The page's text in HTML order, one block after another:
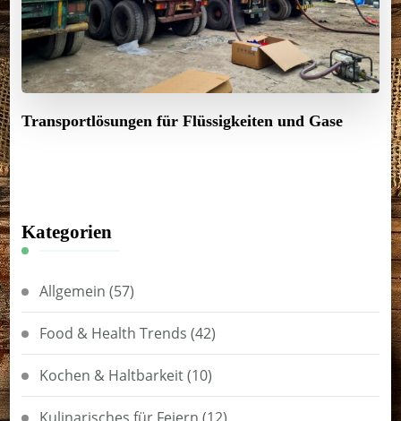
Transportlösungen für Flüssigkeiten und Gase
Kategorien
Allgemein (57)
Food & Health Trends (42)
Kochen & Haltbarkeit(10)